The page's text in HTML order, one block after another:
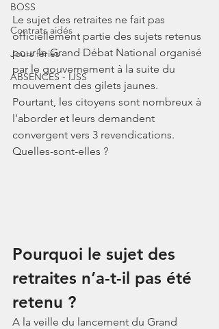
BOSS
Contrats aidés
Jours fériés
ABSENCES - IJSS
Le sujet des retraites ne fait pas
officiellement partie des sujets retenus
pour le Grand Débat National organisé
par le gouvernement à la suite du
mouvement des gilets jaunes.
Pourtant, les citoyens sont nombreux à
l’aborder et leurs demandent
convergent vers 3 revendications.
Quelles-sont-elles ?
Pourquoi le sujet des
retraites n’a-t-il pas été
retenu ?
A la veille du lancement du Grand